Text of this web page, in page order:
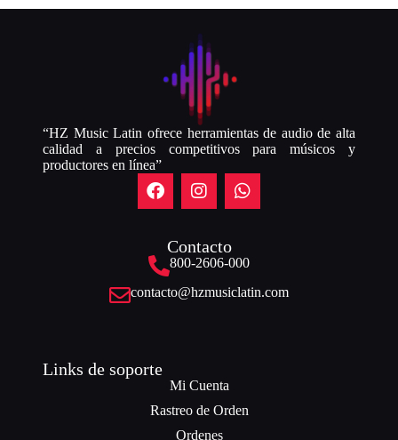
“HZ Music Latin ofrece herramientas de audio de alta
calidad a precios competitivos para músicos y
productores en línea”
Contacto
800-2606-000
contacto@hzmusiclatin.com
Links de soporte
Mi Cuenta
Rastreo de Orden
Ordenes